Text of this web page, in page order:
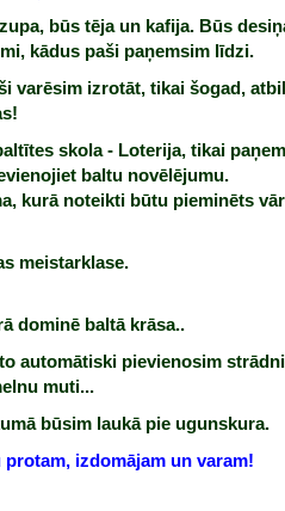
būs tēja un kafija. Būs
kādus paši paņemsim līdzi.
varēsim izrotāt, tikai šogad,
skola - Loterija, tikai
baltu novēlējumu.
kurā noteikti būtu pieminēts
meistarklase.
dominē baltā krāsa..
automātiski pievienosim
muti...
būsim laukā pie ugunskura.
izdomājam un varam!